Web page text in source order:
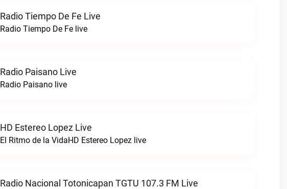
Radio Tiempo De Fe Live
Radio Tiempo De Fe live
Radio Paisano Live
Radio Paisano live
HD Estereo Lopez Live
El Ritmo de la VidaHD Estereo Lopez live
Radio Nacional Totonicapan TGTU 107.3 FM Live